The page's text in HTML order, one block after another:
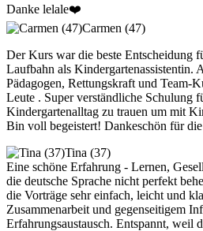
Danke lelale❤️
Carmen (47)
Der Kurs war die beste Entscheidung
Laufbahn als Kindergartenassistentin.
Pädagogen, Rettungskraft und Team-
Leute . Super verständliche Schulung
Kindergartenalltag zu trauen um mit
Bin voll begeistert! Dankeschön für
Tina (37)
Eine schöne Erfahrung - Lernen,
die deutsche Sprache nicht perfekt
die Vorträge sehr einfach, leicht und
Zusammenarbeit und gegenseitigem
Erfahrungsaustausch. Entspannt, weil